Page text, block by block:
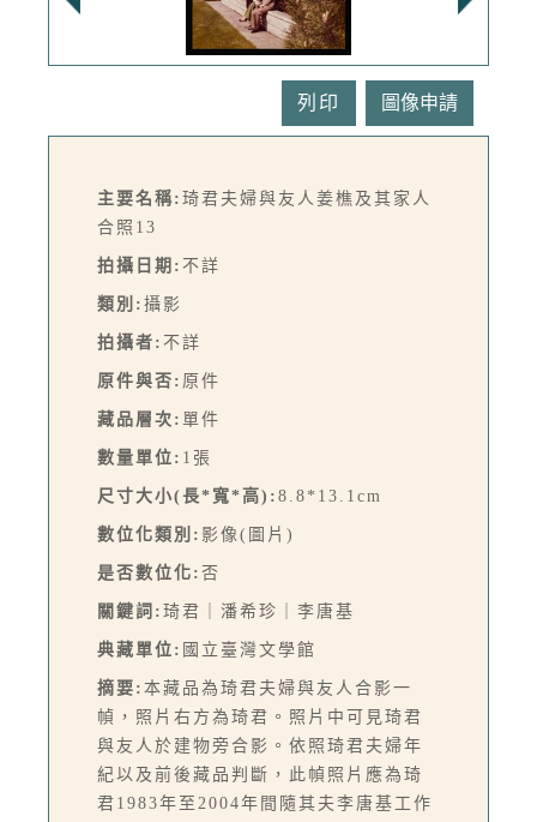
列印
主要名稱: 琦君夫婦與友人姜樵及其家人
合照13
拍攝日期: 不詳
類別: 攝影
拍攝者: 不詳
原件與否: 原件
藏品層次: 單件
數量單位: 1張
尺寸大小(長*寬*高): 8.8*13.1cm
數位化類別: 影像(圖片)
是否數位化: 否
關鍵詞: 琦君｜潘希珍｜李唐基
典藏單位: 國立臺灣文學館
摘要: 本藏品為琦君夫婦與友人合影一
幀，照片右方為琦君。照片中可見琦君
與友人於建物旁合影。依照琦君夫婦年
紀以及前後藏品判斷，此幀照片應為琦
君1983年至2004年間隨其夫李唐基工作